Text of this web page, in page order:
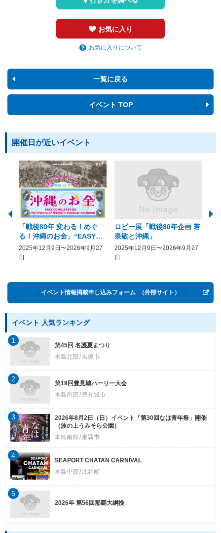
お気に入り
お気に入りについて
一覧に戻る
イベント TOP
開催日が近いイベント
「戦後80年 変わる！めぐ
る！沖縄のお金」“EASY
COME, EASY GO － The
History of Money in
2025年12月9日〜2026年9月27
日
ロビー展「戦後80年企画 若
泉敬と沖縄」
2025年12月9日〜2026年9月27
日
イベント情報掲載申し込みフォーム （外部サイト）
イベント 人気ランキング
第45回 名護夏まつり
本島北部 名護市
1
第19回豊見城ハーリー大会
本島南部
豊見城市
2
2026年8月2日（日）イベント「第30回なは青年祭」開催
（波の上うみそら公園）
本島南部
那覇市
3
SEAPORT CHATAN CARNIVAL
本島中部 北谷町
4
2026年 第56回那覇大綱挽
5